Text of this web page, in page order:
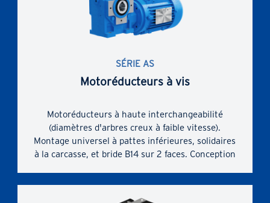
couples nominaux et maximaux élevés.
SÉRIE AS
Motoréducteurs à vis
Motoréducteurs à haute interchangeabilité
(diamètres d'arbres creux à faible vitesse).
Montage universel à pattes inférieures, solidaires
à la carcasse, et bride B14 sur 2 faces. Conception
Performances élevées, fiables et testées (bronze